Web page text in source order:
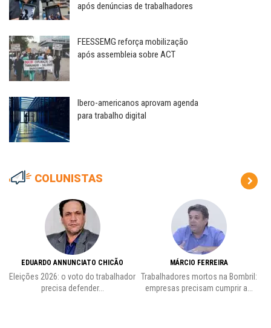
após denúncias de trabalhadores
FEESSEMG reforça mobilização
após assembleia sobre ACT
Ibero-americanos aprovam agenda
para trabalho digital
COLUNISTAS
EDUARDO ANNUNCIATO CHICÃO
Eleições 2026: o voto do trabalhador
precisa defender...
MÁRCIO FERREIRA
Trabalhadores mortos na Bombril:
empresas precisam cumprir a...